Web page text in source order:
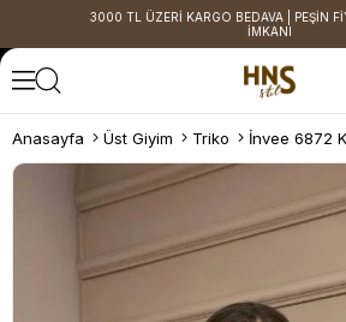
3000 TL ÜZERİ KARGO BEDAVA | PEŞİN
İMKANI
Anasayfa Üst Giyim Triko İnvee 6872